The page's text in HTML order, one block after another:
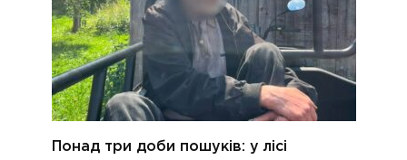
Понад три доби пошуків: у лісі